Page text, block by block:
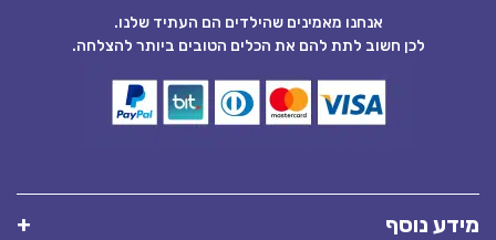
אנחנו מאמינים שהילדים הם העתיד שלנו.
לכן חשוב לתת להם את הכלים הטובים ביותר להצלחה.
מידע נוסף